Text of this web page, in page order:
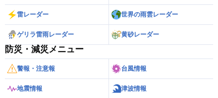
雷レーダー 世界の雨雲レーダー
ゲリラ雷雨レーダー 黄砂レーダー
防災・減災メニュー
警報・注意報 台風情報
地震情報 津波情報